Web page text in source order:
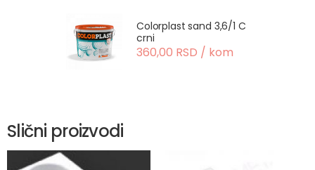
Colorplast sand 3,6/1 C
crni
360,00 RSD / kom
Slični proizvodi